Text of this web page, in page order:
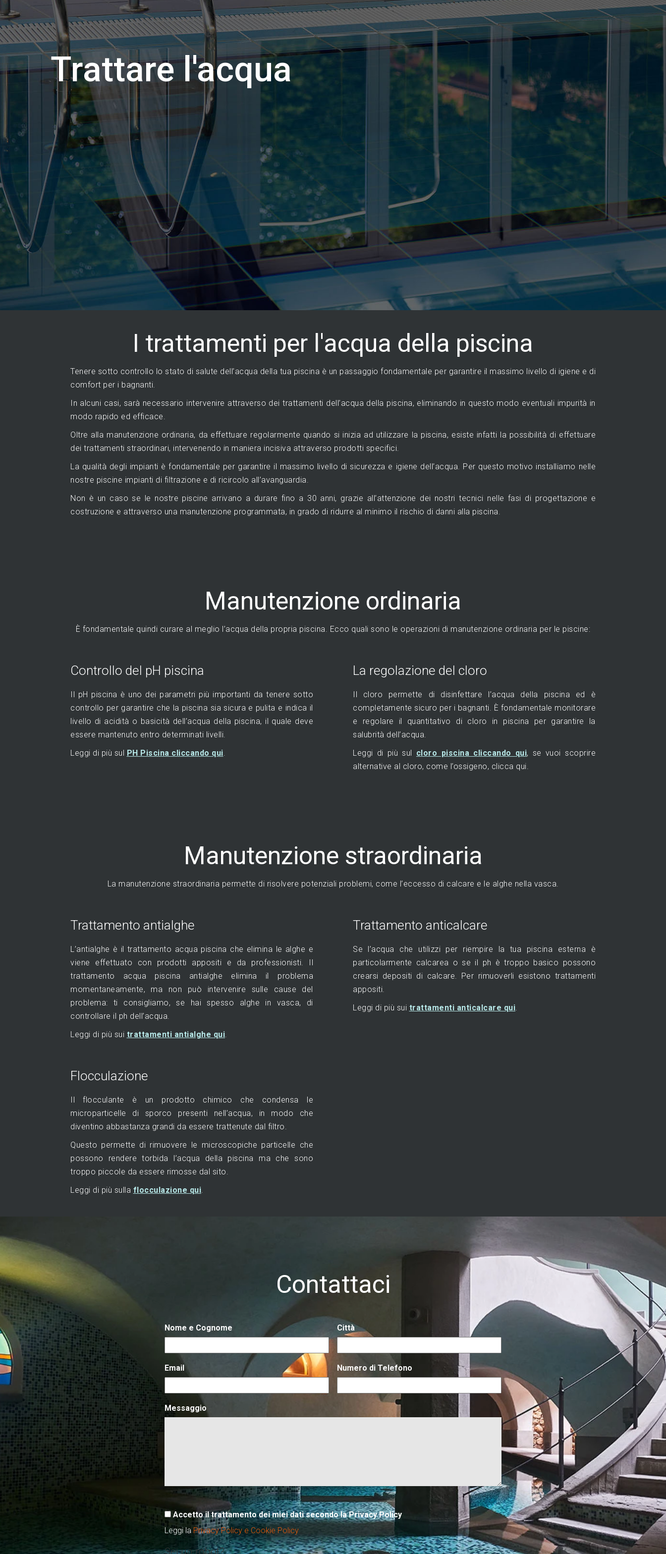
Trattare l'acqua
I trattamenti per l'acqua della piscina
Tenere sotto controllo lo stato di salute dell’acqua della tua piscina è un passaggio fondamentale per garantire il massimo livello di igiene e di
comfort per i bagnanti.
In alcuni casi, sarà necessario intervenire attraverso dei trattamenti dell’acqua della piscina, eliminando in questo modo eventuali impurità in
modo rapido ed efficace.
Oltre alla manutenzione ordinaria, da effettuare regolarmente quando si inizia ad utilizzare la piscina, esiste infatti la possibilità di effettuare
dei trattamenti straordinari, intervenendo in maniera incisiva attraverso prodotti specifici.
La qualità degli impianti è fondamentale per garantire il massimo livello di sicurezza e igiene dell’acqua. Per questo motivo installiamo nelle
nostre piscine impianti di filtrazione e di ricircolo all’avanguardia.
Non è un caso se le nostre piscine arrivano a durare fino a 30 anni, grazie all’attenzione dei nostri tecnici nelle fasi di progettazione e
costruzione e attraverso una manutenzione programmata, in grado di ridurre al minimo il rischio di danni alla piscina.
Manutenzione ordinaria
È fondamentale quindi curare al meglio l’acqua della propria piscina. Ecco quali sono le operazioni di manutenzione ordinaria per le piscine:
Controllo del pH piscina
Il pH piscina è uno dei parametri più importanti da tenere sotto
controllo per garantire che la piscina sia sicura e pulita e indica il
livello di acidità o basicità dell’acqua della piscina, il quale deve
essere mantenuto entro determinati livelli.
Leggi di più sul PH Piscina cliccando qui.
La regolazione del cloro
Il cloro permette di disinfettare l’acqua della piscina ed è
completamente sicuro per i bagnanti. È fondamentale monitorare
e regolare il quantitativo di cloro in piscina per garantire la
salubrità dell’acqua.
Leggi di più sul cloro piscina cliccando qui, se vuoi scoprire
alternative al cloro, come l’ossigeno, clicca qui.
Manutenzione straordinaria
La manutenzione straordinaria permette di risolvere potenziali problemi, come l’eccesso di calcare e le alghe nella vasca.
Trattamento antialghe
L’antialghe è il trattamento acqua piscina che elimina le alghe e
viene effettuato con prodotti appositi e da professionisti. Il
trattamento acqua piscina antialghe elimina il problema
momentaneamente, ma non può intervenire sulle cause del
problema: ti consigliamo, se hai spesso alghe in vasca, di
controllare il ph dell’acqua.
Leggi di più sui trattamenti antialghe qui.
Trattamento anticalcare
Se l’acqua che utilizzi per riempire la tua piscina esterna è
particolarmente calcarea o se il ph è troppo basico possono
crearsi depositi di calcare. Per rimuoverli esistono trattamenti
appositi.
Leggi di più sui trattamenti anticalcare qui.
Flocculazione
Il flocculante è un prodotto chimico che condensa le
microparticelle di sporco presenti nell’acqua, in modo che
diventino abbastanza grandi da essere trattenute dal filtro.
Questo permette di rimuovere le microscopiche particelle che
possono rendere torbida l’acqua della piscina ma che sono
troppo piccole da essere rimosse dal sito.
Leggi di più sulla flocculazione qui.
Contattaci
Nome e Cognome Città
Email Numero di Telefono
Messaggio
Accetto il trattamento dei miei dati secondo la Privacy Policy
Leggi la Privacy Policy e Cookie Policy
Sei un robot?